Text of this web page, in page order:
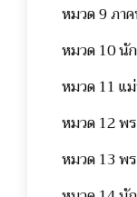
หมวด 9 ภา
หมวด 10 นั
หมวด 11 แ
หมวด 12 พ
หมวด 13 พ